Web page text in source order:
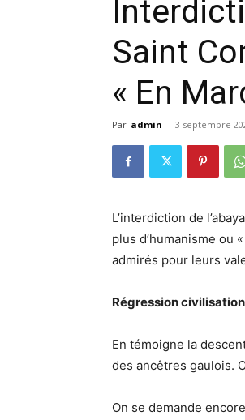
Saint
« En
Par admin - 3 septembre
L’interdiction de
plus d’humanisme ou
admirés pour leurs
Régression
En témoigne la
des ancêtres gaulois.
On se demande